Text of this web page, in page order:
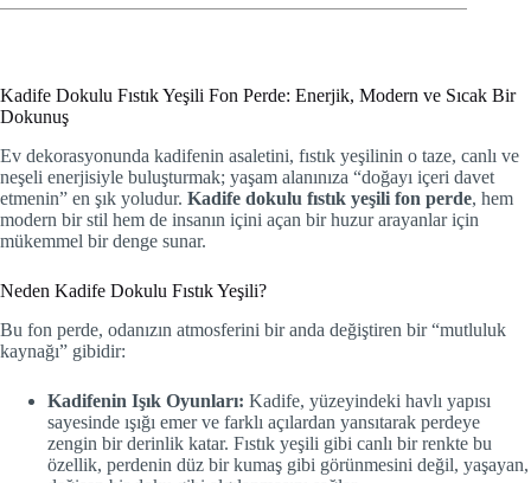
Kadife Dokulu Fıstık Yeşili Fon Perde: Enerjik, Modern ve Sıcak Bir
Dokunuş
Ev dekorasyonunda kadifenin asaletini, fıstık yeşilinin o taze, canlı ve
neşeli enerjisiyle buluşturmak; yaşam alanınıza “doğayı içeri davet
etmenin” en şık yoludur. Kadife dokulu fıstık yeşili fon perde, hem
modern bir stil hem de insanın içini açan bir huzur arayanlar için
mükemmel bir denge sunar.
Neden Kadife Dokulu Fıstık Yeşili?
Bu fon perde, odanızın atmosferini bir anda değiştiren bir “mutluluk
kaynağı” gibidir:
Kadifenin Işık Oyunları: Kadife, yüzeyindeki havlı yapısı
sayesinde ışığı emer ve farklı açılardan yansıtarak perdeye
zengin bir derinlik katar. Fıstık yeşili gibi canlı bir renkte bu
özellik, perdenin düz bir kumaş gibi görünmesini değil, yaşayan,